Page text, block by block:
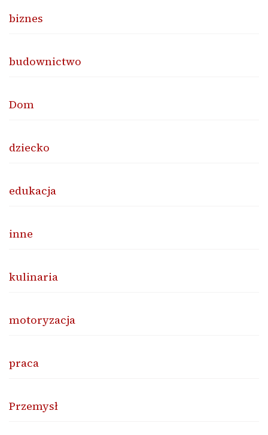
biznes
budownictwo
Dom
dziecko
edukacja
inne
kulinaria
motoryzacja
praca
Przemysł